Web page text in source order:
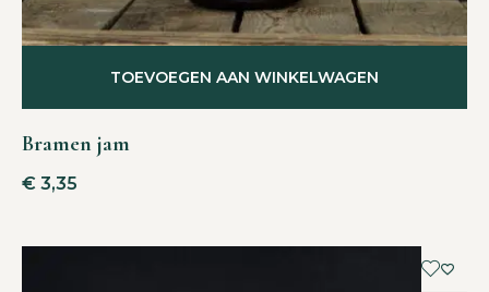
Bramen jam
€ 3,35
TOEVOEGEN AAN WINKELWAGEN